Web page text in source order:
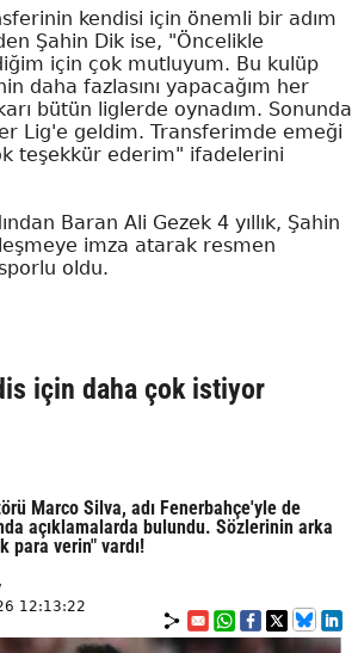
kendisi için önemli bir adım
Şahin Dik ise, "Öncelikle
için çok mutluyum. Bu kulüp
daha fazlasını yapacağım her
bütün liglerde oynadım. Sonunda
Lig'e geldim. Transferimde emeği
teşekkür ederim" ifadelerini
Baran Ali Gezek 4 yıllık, Şahin
imza atarak resmen
oldu.
için daha çok istiyor
Marco Silva, adı Fenerbahçe'yle de
açıklamalarda bulundu. Sözlerinin arka
para verin" vardı!
12:13:22